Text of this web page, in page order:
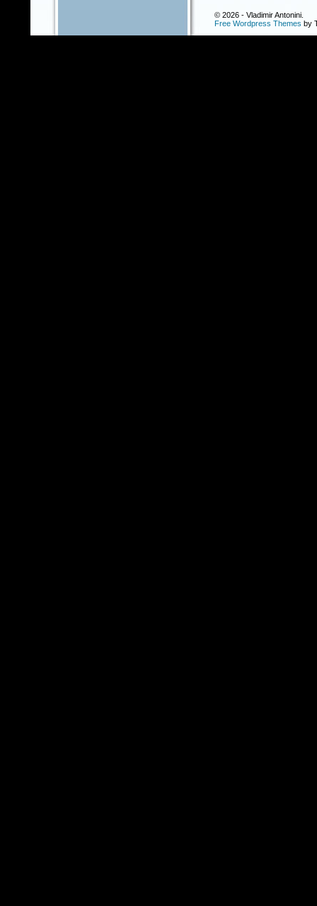
© 2026 - Vladimir Antonini.
Free Wordpress Themes by